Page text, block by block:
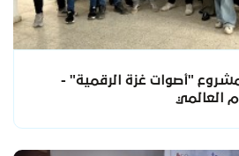
"أصوات غزة الرقمية" -
العالمي